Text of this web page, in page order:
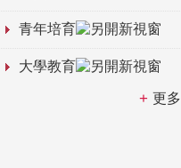
青年培育
大學教育
更多